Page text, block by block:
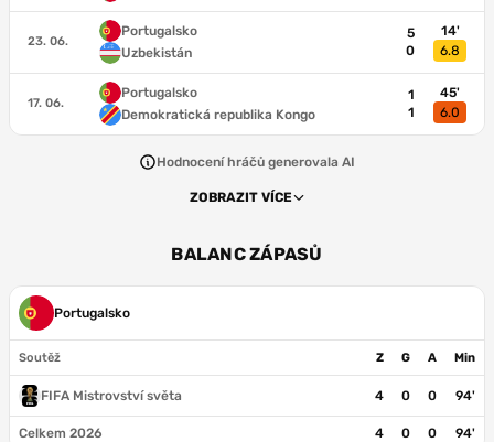
23. 06.
Portugalsko
Uzbekistán
5
0
14'
6.8
17. 06.
Portugalsko
Demokratická republika Kongo
1
1
45'
6.0
Hodnocení hráčů generovala AI
ZOBRAZIT VÍCE
BALANC ZÁPASŮ
Portugalsko
Soutěž Z G A Min
FIFA Mistrovství světa 4 0 0 94'
Celkem 2026 4 0 0 94'